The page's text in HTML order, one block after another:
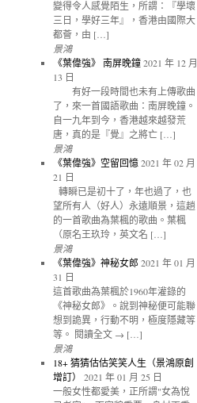
變得令人感覺陌生，所謂：『學壞
三日，學好三年』，香港由國際大
都薈，由 […]
景鴻
《葉偉強》 南屏晚鐘 2021 年 12 月
13 日
有好一段時間也未有上傳歌曲
了，來一首國語歌曲：南屏晚鐘。
自一九年到今，香港越來越發荒
唐，真的是『覺』之將亡 […]
景鴻
《葉偉強》空留回憶 2021 年 02 月
21 日
轉瞬已是初十了，年也過了，也
望所有人（好人）永遠順景，這趟
的一首歌曲為葉楓的歌曲。葉楓
（原名王玖玲，英文名 […]
景鴻
《葉偉強》神秘女郎 2021 年 01 月
31 日
這首歌曲為葉楓於1960年灌錄的
《神秘女郎》。說到神秘便可能聯
想到詭異，行動不明，極度隱藏等
等。 閱讀全文 → […]
景鴻
18+ 猜猜估估笑笑人生（景鴻原創
增訂）
2021 年 01 月 25 日
一般女性都愛美，正所謂"女為悅